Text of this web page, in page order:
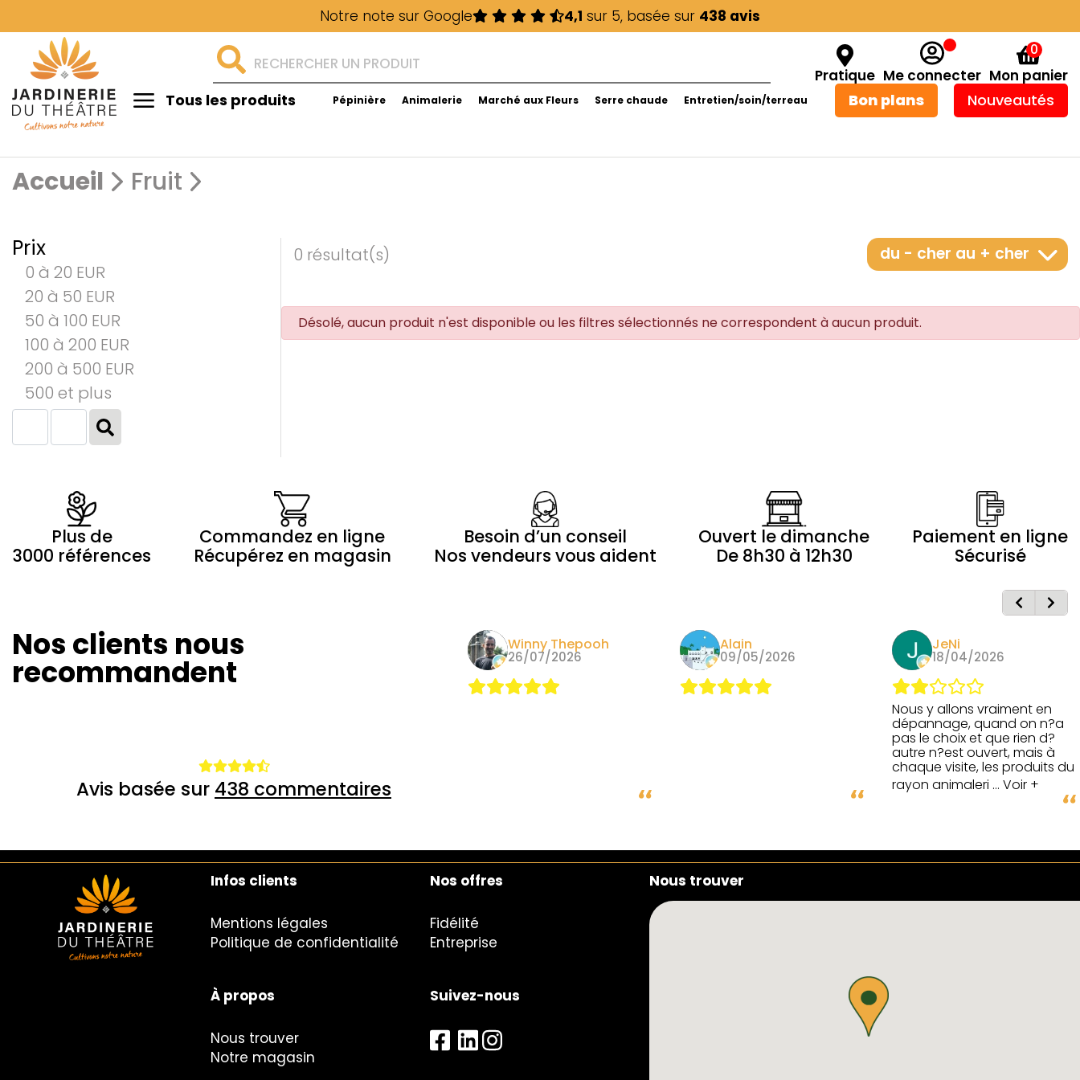
Notre note sur Google 4,1 sur 5, basée sur 438 avis
Pratique Me connecter
0
Mon panier
Tous les produits Pépinière Animalerie Marché aux Fleurs Serre chaude Entretien/soin/terreau Bon plans Nouveautés
Accueil Fruit
Prix
0 à 20 EUR
20 à 50 EUR
50 à 100 EUR
100 à 200 EUR
200 à 500 EUR
500 et plus
0 résultat(s) du - cher au + cher
Désolé, aucun produit n'est disponible ou les filtres sélectionnés ne correspondent à aucun produit.
Plus de
3000 références
Commandez en ligne
Récupérez en magasin
Besoin d’un conseil
Nos vendeurs vous aident
Ouvert le dimanche
De 8h30 à 12h30
Paiement en ligne
Sécurisé
Nos clients nous
recommandent
Avis basée sur 438 commentaires
Olivier Revol
24/08/2024
Winny Thepooh
26/07/2026
Alain
09/05/2026
JeNi
18/04/2026
Nous y allons vraiment en
dépannage, quand on n?a
pas le choix et que rien d?
autre n?est ouvert, mais à
chaque visite, les produits du
rayon animaleri ... Voir +
Infos clients
Mentions légales
Politique de confidentialité
Nos offres
Fidélité
Entreprise
À propos
Nous trouver
Notre magasin
Suivez-nous
Nous trouver